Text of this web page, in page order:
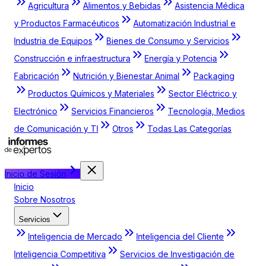
Agricultura
Alimentos y Bebidas
Asistencia Médica
y Productos Farmacéuticos
Automatización Industrial e
Industria de Equipos
Bienes de Consumo y Servicios
Construcción e infraestructura
Energía y Potencia
Fabricación
Nutrición y Bienestar Animal
Packaging
Productos Químicos y Materiales
Sector Eléctrico y
Electrónico
Servicios Financieros
Tecnología, Medios
de Comunicación y TI
Otros Todas Las Categorías
Inicio de Sesión
Inicio
Sobre Nosotros
Servicios
Inteligencia de Mercado
Inteligencia del Cliente
Inteligencia Competitiva
Servicios de Investigación de